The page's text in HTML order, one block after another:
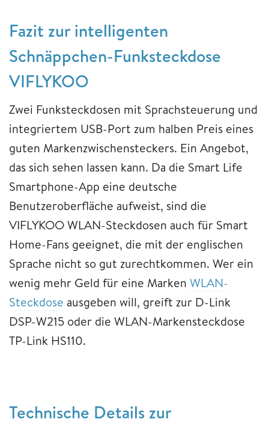
Fazit zur intelligenten
Schnäppchen-Funksteckdose
VIFLYKOO
Zwei Funksteckdosen mit Sprachsteuerung und
integriertem USB-Port zum halben Preis eines
guten Markenzwischensteckers. Ein Angebot,
das sich sehen lassen kann. Da die Smart Life
Smartphone-App eine deutsche
Benutzeroberfläche aufweist, sind die
VIFLYKOO WLAN-Steckdosen auch für Smart
Home-Fans geeignet, die mit der englischen
Sprache nicht so gut zurechtkommen. Wer ein
wenig mehr Geld für eine Marken WLAN-
Steckdose ausgeben will, greift zur D-Link
DSP-W215 oder die WLAN-Markensteckdose
TP-Link HS110.
Technische Details zur